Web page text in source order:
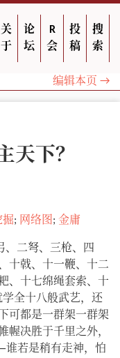
关
于
论
坛
R
会
投
稿
搜
索
编辑本页 →
天下？
掘; 网络图 ; 金庸
、二弩、三枪、四
十戟、十一鞭、十二
、十七绵绳套索、十
全十八般武艺，还
可都是一群架一群架
幄决胜于千里之外，
若是稍有走神，怕